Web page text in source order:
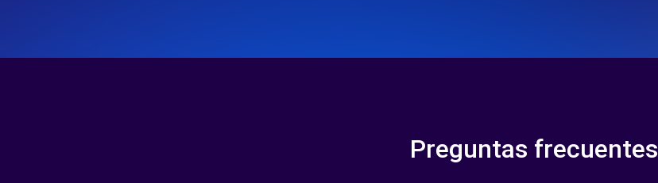
Preguntas frecuentes